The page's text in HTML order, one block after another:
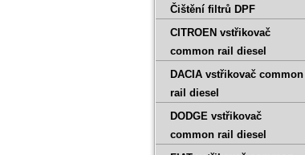
Čištění filtrů DPF
CITROEN vstřikovač
common rail diesel
DACIA vstřikovač common
rail diesel
DODGE vstřikovač
common rail diesel